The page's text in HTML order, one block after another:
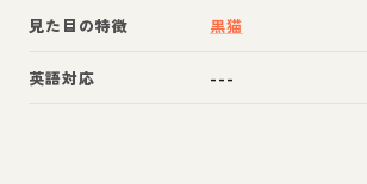
見た目の特徴 黒猫
英語対応 ---